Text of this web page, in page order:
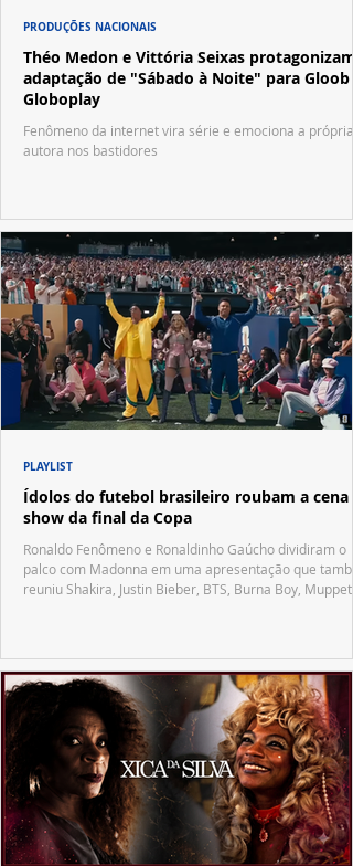
Théo Medon e Vittória Seixas protagonizam
adaptação de "Sábado à Noite" para Gloob e
Globoplay
Fenômeno da internet vira série e emociona a própria
autora nos bastidores
PRODUÇÕES NACIONAIS
Ídolos do futebol brasileiro roubam a cena
show da final da Copa
Ronaldo Fenômeno e Ronaldinho Gaúcho dividiram o
palco com Madonna em uma apresentação que
reuniu Shakira, Justin Bieber, BTS, Burna Boy, Muppets,
PLAYLIST